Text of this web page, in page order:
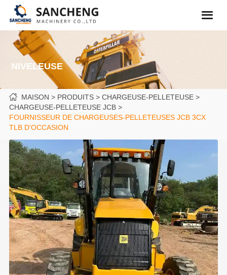
NIVELEUSE
MAISON PRODUITS
CHARGEUSE-PELLETEUSE
CHARGEUSE-PELLETEUSE JCB
FOURNISSEUR DE CHARGEUSES-PELLETEUSES JCB 3CX
TLB D'OCCASION